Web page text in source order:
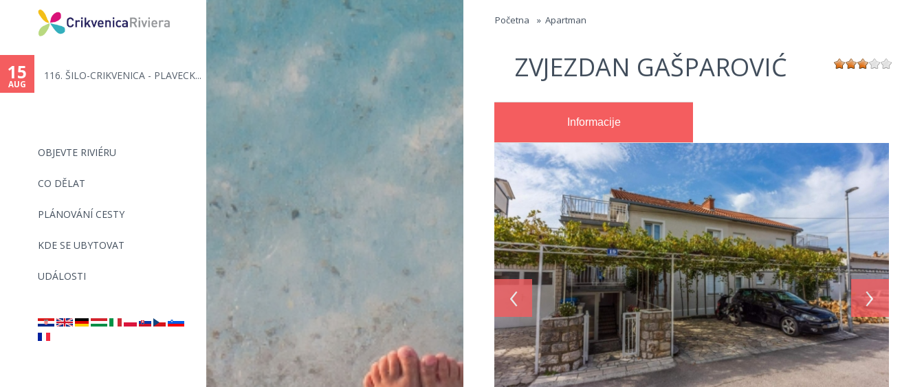
OBJEVTE RIVIÉRU
CO DĚLAT
PLÁNOVÁNÍ CESTY
KDE SE UBYTOVAT
UDÁLOSTI
15
AUG
116. ŠILO-CRIKVENICA - PLAVECK...
are
here
Početna » Apartman
ZVJEZDAN GAŠPAROVIĆ
Informacije
‹ ›